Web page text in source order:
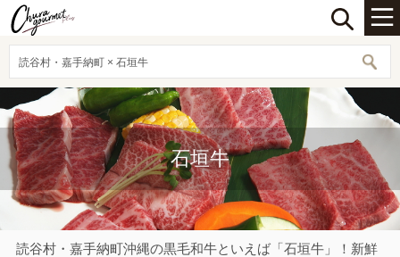
読谷村・嘉手納町 × 石垣牛
石垣牛
読谷村・嘉手納町沖縄の黒毛和牛といえば「石垣牛」！新鮮